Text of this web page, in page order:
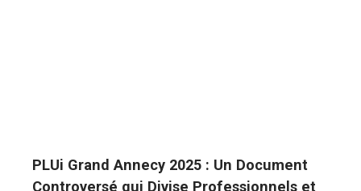
PLUi Grand Annecy 2025 : Un Document
Controversé qui Divise Professionnels et